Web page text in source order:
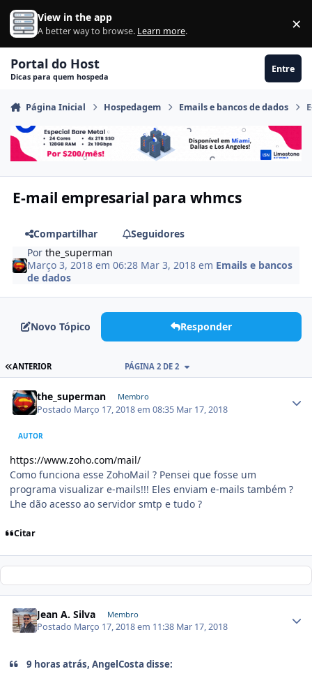
Ir para conteúdo
View in the app
A better way to browse. Learn more. ×
Portal do Host
Dicas para quem hospeda
Entre
Página Inicial Hospedagem Emails e bancos de dados
E-mail empresarial para whmcs
Compartilhar
Seguidores
Porthe_superman
Março 3, 2018 em 06:28 Mar 3, 2018 em Emails e bancos
de dados
Novo Tópico Responder
ANTERIOR PÁGINA 2 DE 2
the_superman Membro
Postado Março 17, 2018 em 08:35 Mar 17, 2018
AUTOR
https://www.zoho.com/mail/
Como funciona esse ZohoMail ? Pensei que fosse um
programa visualizar e-mails!!! Eles enviam e-mails também ?
Lhe dão acesso ao servidor smtp e tudo ?
Citar
Jean A. Silva Membro
Postado Março 17, 2018 em 11:38 Mar 17, 2018
9 horas atrás, AngelCosta disse: